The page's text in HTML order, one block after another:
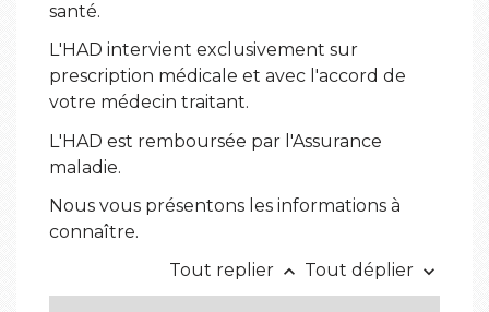
santé.
L'HAD intervient exclusivement sur
prescription médicale et avec l'accord de
votre médecin traitant.
L'HAD est remboursée par l'Assurance
maladie.
Nous vous présentons les informations à
connaître.
Tout replier keyboard_arrow_up Tout déplier keyboard_arrow_down